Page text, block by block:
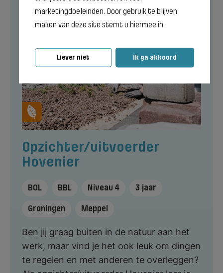
marketingdoeleinden. Door gebruik te blijven
maken van deze site stemt u hiermee in.
Liever niet Ik ga akkoord
Opzichter/uitvoerder
Hovenier
BOL BBL Niveau 4 3 jaar
Groningen Meppel
Ben jij graag buiten in de natuur aan het
werk, maar vind je het ook leuk om dingen
te regelen en met anderen te overleggen?